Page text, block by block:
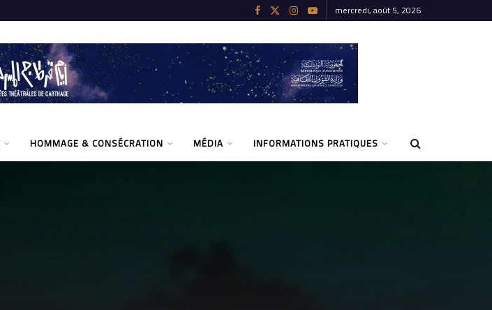
mercredi, août 5, 2026
HOMMAGE & CONSÉCRATION MÉDIA INFORMATIONS PRATIQUES